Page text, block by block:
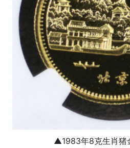
▲1983年8克生肖猪